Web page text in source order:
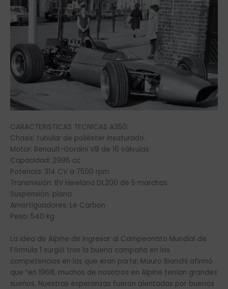
CARACTERISTICAS TECNICAS A350:
Chasis: tubular de poliéster insaturado.
Motor: Renault-Gordini V8 de 16 válvulas
Capacidad: 2996 cc
Potencia: 314 CV a 7500 rpm
Transmisión: BV Hewland DL200 de 5 marchas
Suspensión: plana
Amortiguadores: Le Carbon
Peso: 540 kg
La idea de Alpine de ingresar al Campeonato Mundial de
Fórmula 1 surgió tras la buena campaña en las
competencias en las que eran parte; Mauro Bianchi afirmó
que “en 1968, muchos de nosotros en Alpine tenían grandes
sueños. Nuestras esperanzas fueron alentadas por buenos